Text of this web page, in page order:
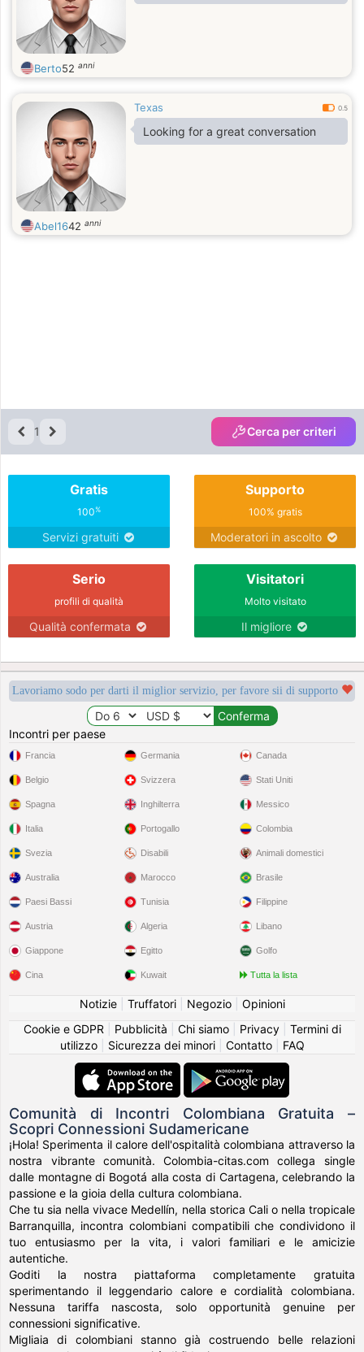
Berto52 anni
Texas 0.5
Looking for a great conversation
Abel1642 anni
1 Cerca per criteri
Gratis
100%
Servizi gratuiti
Supporto
100% gratis
Moderatori in ascolto
Serio
profili di qualità
Qualità confermata
Visitatori
Molto visitato
Il migliore
Lavoriamo sodo per darti il miglior servizio, per favore sii di supporto
Incontri per paese
Francia
Belgio
Spagna
Italia
Svezia
Germania
Svizzera
Inghilterra
Portogallo
Disabili
Canada
Stati Uniti
Messico
Colombia
Animali domestici
Australia
Paesi Bassi
Austria
Giappone
Cina
Marocco
Tunisia
Algeria
Egitto
Kuwait
Brasile
Filippine
Libano
Golfo
Tutta la lista
Notizie| Truffatori| Negozio| Opinioni
Cookie e GDPR
Pubblicità Chi siamo| Privacy| Termini di
utilizzo| Sicurezza dei minori| Contatto| FAQ
Comunità di Incontri Colombiana Gratuita –
Scopri Connessioni Sudamericane
¡Hola! Sperimenta il calore dell'ospitalità colombiana attraverso la
nostra vibrante comunità. Colombia-citas.com collega single
dalle montagne di Bogotá alla costa di Cartagena, celebrando la
passione e la gioia della cultura colombiana.
Che tu sia nella vivace Medellín, nella storica Cali o nella tropicale
Barranquilla, incontra colombiani compatibili che condividono il
tuo entusiasmo per la vita, i valori familiari e le amicizie
autentiche.
Goditi la nostra piattaforma completamente gratuita
sperimentando il leggendario calore e cordialità colombiana.
Nessuna tariffa nascosta, solo opportunità genuine per
connessioni significative.
Migliaia di colombiani stanno già costruendo belle relazioni